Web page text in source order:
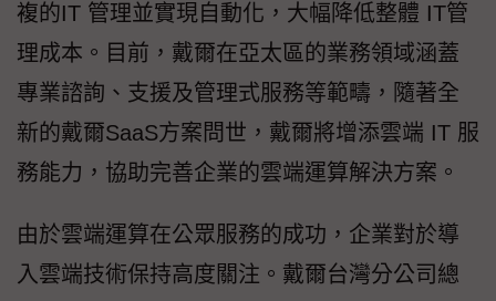
複的IT 管理並實現自動化，大幅降低整體 IT管
理成本。目前，戴爾在亞太區的業務領域涵蓋
專業諮詢、支援及管理式服務等範疇，隨著全
新的戴爾SaaS方案問世，戴爾將增添雲端 IT 服
務能力，協助完善企業的雲端運算解決方案。
由於雲端運算在公眾服務的成功，企業對於導
入雲端技術保持高度關注。戴爾台灣分公司總